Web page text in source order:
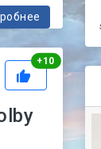
+10Рейтинг